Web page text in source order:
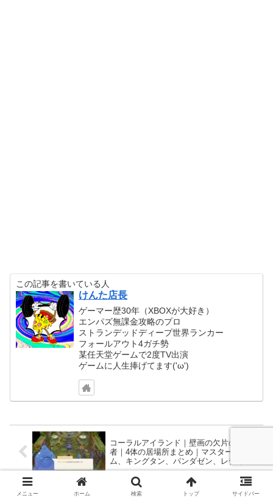
この記事を書いている人
けんた店長
ゲーマー歴30年（XBOXが大好き）
エンパズ無課金攻略のプロ
ストランデッドディープ世界ランカー
フォールアウト4ガチ勢
某任天堂ゲームで2度TV出演
ゲームに人生捧げてます('ω')
コーラルアイランド｜壁画の欠片の守護
者｜4体の居場所まとめ｜マスタースライ
ム、キングタン、パンダゼン、レディ
ー・ラヴァンナ《Coral Island》
原人兄弟｜フィギュア獲得方法｜過去の
メニュー ホーム 検索 トップ サイドバー